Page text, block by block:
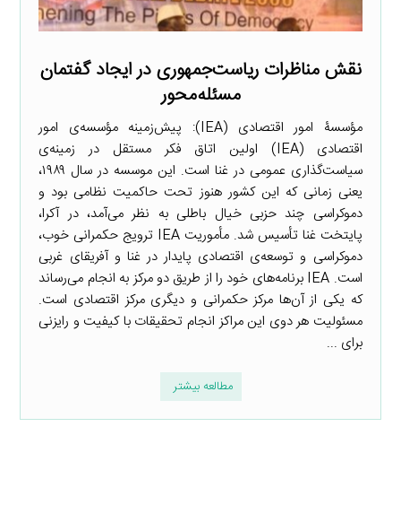
نقش مناظرات ریاست‌جمهوری در ایجاد گفتمان
مسئله‌محور
مؤسسۀ امور اقتصادی (IEA): پیش‌زمینه مؤسسه‌ی امور
اقتصادی (IEA) اولین اتاق فکر مستقل در زمینه‌ی
سیاست‌گذاری عمومی در غنا است. این موسسه در سال ۱۹۸۹،
یعنی زمانی که این کشور هنوز تحت حاکمیت نظامی بود و
دموکراسی چند حزبی خیال باطلی به نظر می‌آمد، در آکرا،
پایتخت غنا تأسیس شد. مأموریت IEA ترویج حکمرانی خوب،
دموکراسی و توسعه‌ی اقتصادی پایدار در غنا و آفریقای غربی
است. IEA برنامه‌های خود را از طریق دو مرکز به انجام می‌رساند
که یکی از آن‌ها مرکز حکمرانی و دیگری مرکز اقتصادی است.
مسئولیت هر دوی این مراکز انجام تحقیقات با کیفیت و رایزنی
برای ...
مطالعه بیشتر